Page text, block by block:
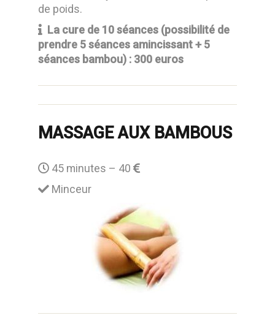
de poids.
La cure de 10 séances (possibilité de
prendre 5 séances amincissant + 5
séances bambou) : 300 euros
MASSAGE AUX BAMBOUS
45 minutes – 40
Minceur